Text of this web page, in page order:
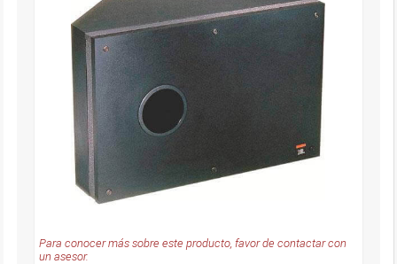
Para conocer más sobre este producto, favor de contactar con
un asesor.